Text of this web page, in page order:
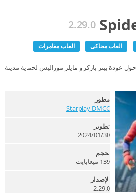
2.29.0
العاب محاكى العاب مغامرات
تدور أحداث لعبة سبايدر مان 2 حول عودة بيتر باركر و مايلز موراليس لحماية مدينة
مطور
Starplay DMCC‏
تطوير
30‏/01‏/2024
بحجم
139 ميغابايت
الإصدار
2.29.0